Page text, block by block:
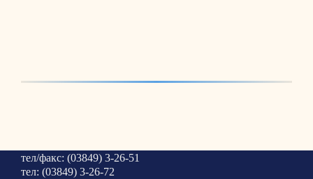
тел/факс: (03849) 3-26-51
тел: (03849) 3-26-72